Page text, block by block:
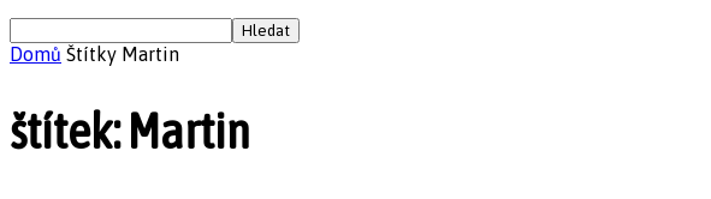
Domů Štítky Martin
štítek: Martin